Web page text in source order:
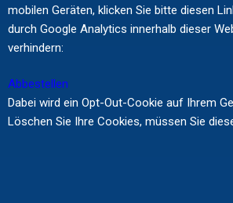
mobilen Geräten, klicken Sie bitte diesen
durch Google Analytics innerhalb dieser
verhindern:
Abbestellen
Dabei wird ein Opt-Out-Cookie auf Ihrem
Löschen Sie Ihre Cookies, müssen Sie